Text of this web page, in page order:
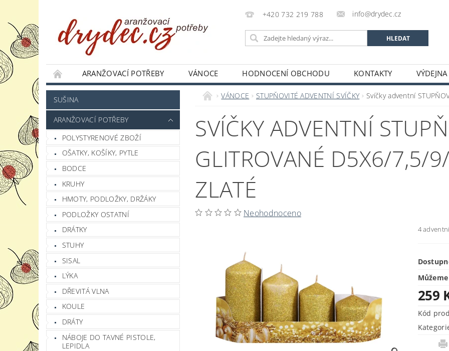
+420 732 219 788 info@drydec.cz
ARANŽOVACÍ POTŘEBY VÁNOCE HODNOCENÍ OBCHODU KONTAKTY
JAK NAKUPOVAT
PODMÍNKY OCHRANY OSOBNÍCH ÚDAJŮ OBCHODNÍ PODMÍNKY
SUŠINA
ARANŽOVACÍ POTŘEBY
POLYSTYRENOVÉ ZBOŽÍ
OŠATKY, KOŠÍKY, PYTLE
BODCE
KRUHY
HMOTY, PODLOŽKY, DRŽÁKY
PODLOŽKY OSTATNÍ
DRÁTKY
STUHY
SISAL
LÝKA
DŘEVITÁ VLNA
KOULE
DRÁTY
NÁBOJE DO TAVNÉ PISTOLE,
LEPIDLA
VÁNOCE STUPŇOVITÉ ADVENTNÍ SVÍČKY Svíčky adventní
SVÍČKY ADVENTNÍ
GLITROVANÉ D5X6/7,5/
ZLATÉ
Neohodnoceno
4
259
Kód